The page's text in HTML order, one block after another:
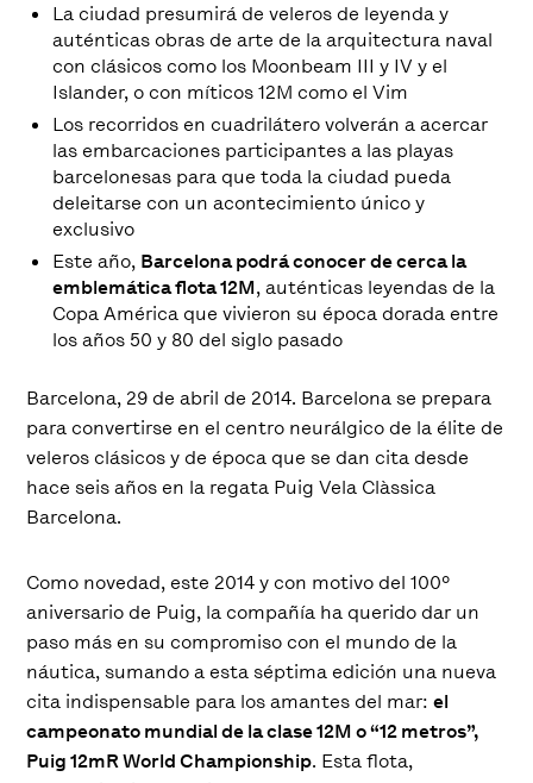
La ciudad presumirá de veleros de leyenda y
auténticas obras de arte de la arquitectura naval
con clásicos como los Moonbeam III y IV y el
Islander, o con míticos 12M como el Vim
Los recorridos en cuadrilátero volverán a acercar
las embarcaciones participantes a las playas
barcelonesas para que toda la ciudad pueda
deleitarse con un acontecimiento único y
exclusivo
Este año, Barcelona podrá conocer de cerca la
emblemática flota 12M, auténticas leyendas de la
Copa América que vivieron su época dorada entre
los años 50 y 80 del siglo pasado
Barcelona, 29 de abril de 2014. Barcelona se prepara
para convertirse en el centro neurálgico de la élite de
veleros clásicos y de época que se dan cita desde
hace seis años en la regata Puig Vela Clàssica
Barcelona.
Como novedad, este 2014 y con motivo del 100º
aniversario de Puig, la compañía ha querido dar un
paso más en su compromiso con el mundo de la
náutica, sumando a esta séptima edición una nueva
cita indispensable para los amantes del mar:el
campeonato mundial de la clase 12M o “12 metros”,
Puig 12mR World Championship. Esta flota,